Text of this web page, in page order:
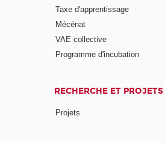
Taxe d'apprentissage
Mécénat
VAE collective
Programme d'incubation
RECHERCHE ET PROJETS
Projets